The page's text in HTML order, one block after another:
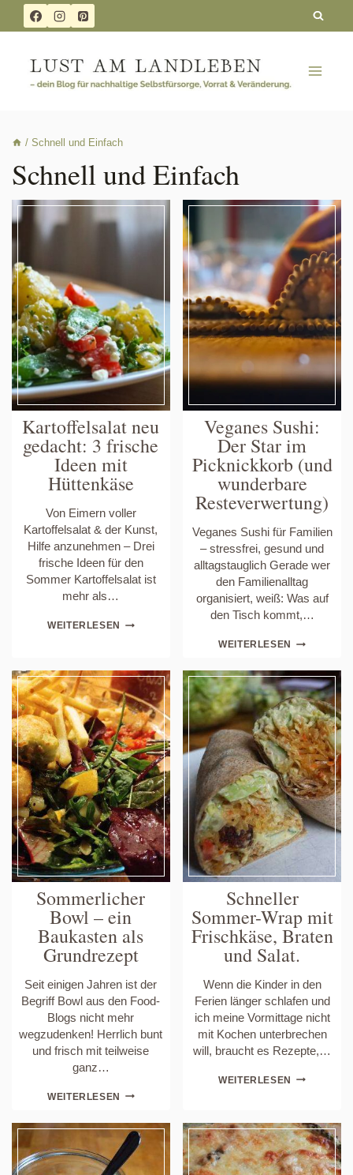
Inhalt
/ Schnell und Einfach
Schnell und Einfach
Kartoffelsalat neu
gedacht: 3 frische
Ideen mit
Hüttenkäse
Von Eimern voller
Kartoffelsalat & der Kunst,
Hilfe anzunehmen – Drei
frische Ideen für den
Sommer Kartoffelsalat ist
mehr als…
WEITERLESEN
KARTOFFELSALAT
FRISCHE
IDEEN
MIT
HÜTTENKÄSE
Veganes Sushi:
Der Star im
Picknickkorb (und
wunderbare
Resteverwertung)
Veganes Sushi für Familien
– stressfrei, gesund und
alltagstauglich Gerade wer
den Familienalltag
organisiert, weiß: Was auf
den Tisch kommt,…
WEITERLESEN
VEGANES
STAR
IM
(UND
Sommerlicher
Bowl – ein
Baukasten als
Grundrezept
Seit einigen Jahren ist der
Begriff Bowl aus den Food-
Blogs nicht mehr
wegzudenken! Herrlich bunt
und frisch mit teilweise
ganz…
WEITERLESEN SOMMERLICHER
EIN
BAUKASTEN
ALS
GRUNDREZEPT
Schneller
Sommer-Wrap mit
Frischkäse, Braten
und Salat.
Wenn die Kinder in den
Ferien länger schlafen und
ich meine Vormittage nicht
mit Kochen unterbrechen
will, braucht es Rezepte,…
WEITERLESEN SCHNELLER
BRATEN
UND
SALAT.